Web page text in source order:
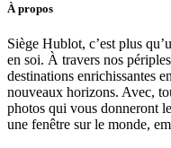
À propos
Siège Hublot, c’est plus
en soi. À travers nos
destinations enrichissantes
nouveaux horizons. Avec,
photos qui vous donneront
une fenêtre sur le monde,